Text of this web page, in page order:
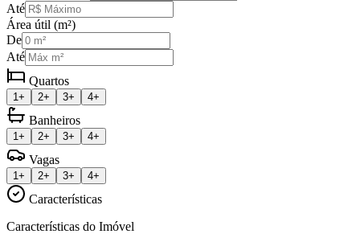
Até
Área útil (m²)
De
Até
Quartos
1+ 2+ 3+ 4+
Banheiros
1+ 2+ 3+ 4+
Vagas
1+ 2+ 3+ 4+
Características
Características do Imóvel